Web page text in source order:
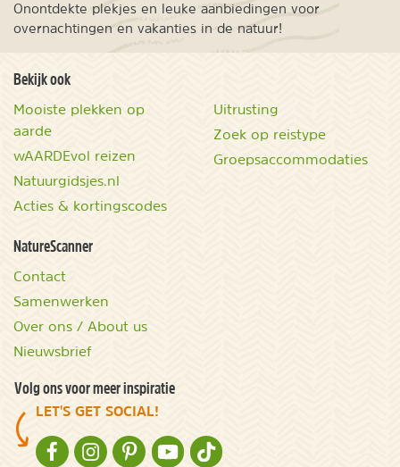
Onontdekte plekjes en leuke aanbiedingen voor
overnachtingen en vakanties in de natuur!
Bekijk ook
Mooiste plekken op
aarde
wAARDEvol reizen
Natuurgidsjes.nl
Acties & kortingscodes
Uitrusting
Zoek op reistype
Groepsaccommodaties
NatureScanner
Contact
Samenwerken
Over ons / About us
Nieuwsbrief
Volg ons voor meer inspiratie
LET'S GET SOCIAL!
NATURESCANNER OP FACEBOOK
NATURESCANNER OP INSTAGRAM
NATURESCANNER OP PINTEREST
NATURESCANNER OP YOUTUBE
NATURESCANNER OP TIKTOK